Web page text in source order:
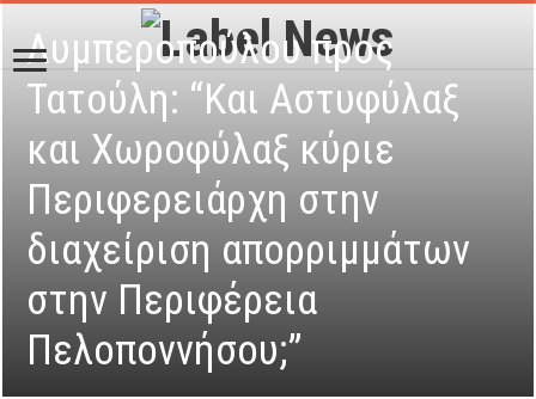
Λυμπεροπούλου προς
Τατούλη: “Kαι Αστυφύλαξ
και Χωροφύλαξ κύριε
Περιφερειάρχη στην
διαχείριση απορριμμάτων
στην Περιφέρεια
Πελοποννήσου;”